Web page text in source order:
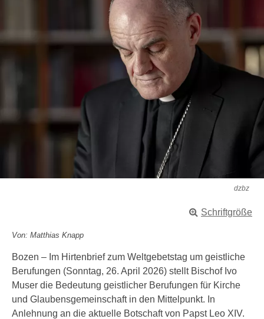
dzbz
Schriftgröße
Von: Matthias Knapp
Bozen – Im Hirtenbrief zum Weltgebetstag um geistliche
Berufungen (Sonntag, 26. April 2026) stellt Bischof Ivo
Muser die Bedeutung geistlicher Berufungen für Kirche
und Glaubensgemeinschaft in den Mittelpunkt. In
Anlehnung an die aktuelle Botschaft von Papst Leo XIV.